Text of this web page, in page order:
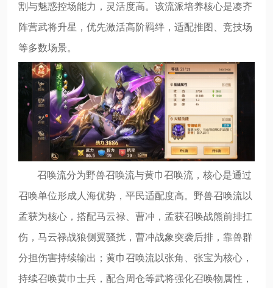
割与魅惑控场能力，灵活度高。该流派培养核心是凑齐
阵营武将升星，优先激活高阶羁绊，适配推图、竞技场
等多数场景。
召唤流分为野兽召唤流与黄巾召唤流，核心是通过
召唤单位形成人海优势，平民适配度高。野兽召唤流以
孟获为核心，搭配马云禄、曹冲，孟获召唤战熊前排扛
伤，马云禄战狼侧翼骚扰，曹冲战象突袭后排，靠兽群
分担伤害持续输出；黄巾召唤流以张角、张宝为核心，
持续召唤黄巾士兵，配合周仓等武将强化召唤物属性，